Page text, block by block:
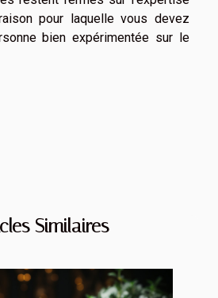
pour laquelle vous devez
bien expérimentée sur le
Similaires